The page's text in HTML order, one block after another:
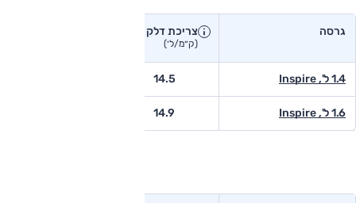
גרסה צריכת דלק יצרן
(ק״מ/ל׳)
1.4 ל', Inspire 14.5
1.6 ל', Inspire 14.9